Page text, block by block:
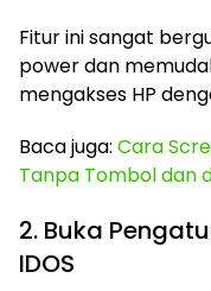
Fitur ini sangat
power dan
mengakses HP
Baca juga: Cara
Tanpa Tombol dan
2. Buka
IDOS